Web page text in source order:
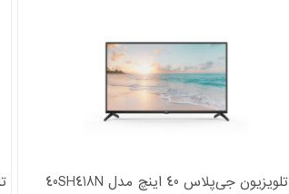
تلویزیون جی‌پلاس 40 اینچ مدل 40SH418N